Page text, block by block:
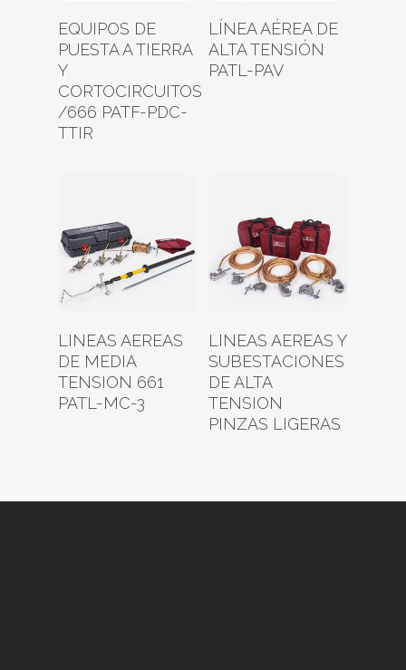
Leer Más
EQUIPOS DE
PUESTA A TIERRA
Y
CORTOCIRCUITOS
/666 PATF-PDC-
TTIR
Leer Más
LÍNEA AÉREA DE
ALTA TENSIÓN
PATL-PAV
Leer Más
LINEAS AEREAS
DE MEDIA
TENSION 661
PATL-MC-3
Leer Más
LINEAS AEREAS Y
SUBESTACIONES
DE ALTA
TENSION
PINZAS LIGERAS